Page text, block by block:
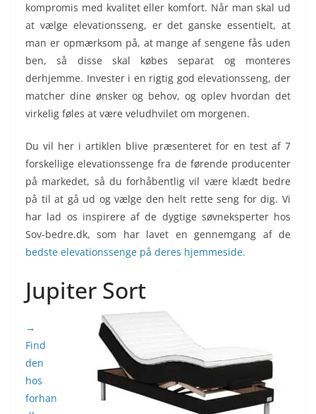
kompromis med kvalitet eller komfort. Når man skal ud
at vælge elevationsseng, er det ganske essentielt, at
man er opmærksom på, at mange af sengene fås uden
ben, så disse skal købes separat og monteres
derhjemme. Invester i en rigtig god elevationsseng, der
matcher dine ønsker og behov, og oplev hvordan det
virkelig føles at være veludhvilet om morgenen.
Du vil her i artiklen blive præsenteret for en test af 7
forskellige elevationssenge fra de førende producenter
på markedet, så du forhåbentlig vil være klædt bedre
på til at gå ud og vælge den helt rette seng for dig. Vi
har lad os inspirere af de dygtige søvneksperter hos
Sov-bedre.dk, som har lavet en gennemgang af de
bedste elevationssenge på deres hjemmeside.
Jupiter Sort
→
Find
den
hos
forhan